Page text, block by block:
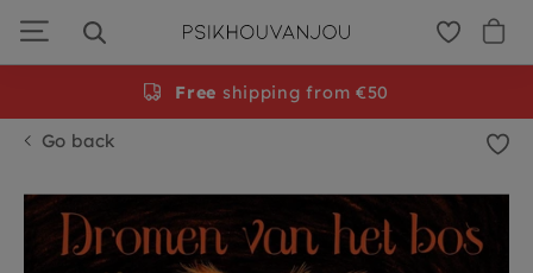
navigation
Go back
Free shipping from €50